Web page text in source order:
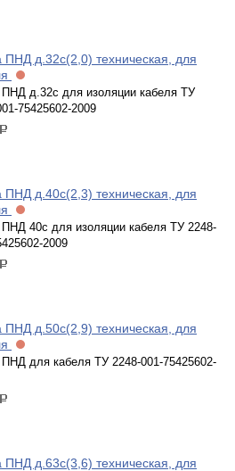
ПНД д.32с(2,0) техническая, для
ПНД д.32с для изоляции кабеля ТУ
75425602-2009
р.
ПНД д.40с(2,3) техническая, для
ПНД 40с для изоляции кабеля ТУ 2248-
2009
р.
ПНД д.50с(2,9) техническая, для
ПНД для кабеля ТУ 2248-001-75425602-
р.
ПНД д.63с(3,6) техническая, для